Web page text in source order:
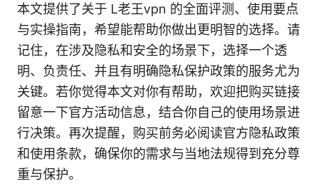
本文提供了关于 L老王vpn 的全面评测、使用要点
与实操指南，希望能帮助你做出更明智的选择。请
记住，在涉及隐私和安全的场景下，选择一个透
明、负责任、并且有明确隐私保护政策的服务尤为
关键。若你觉得本文对你有帮助，欢迎把购买链接
留意一下官方活动信息，结合你自己的使用场景进
行决策。再次提醒，购买前务必阅读官方隐私政策
和使用条款，确保你的需求与当地法规得到充分尊
重与保护。